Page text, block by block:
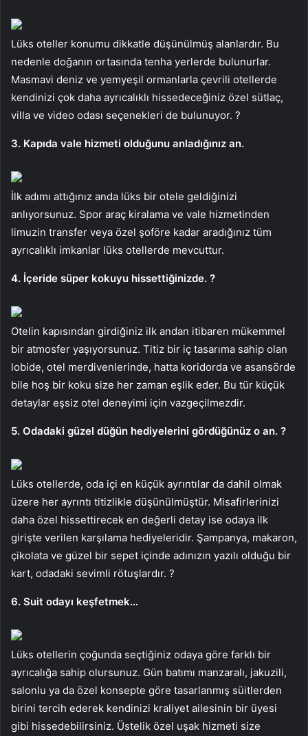
Lüks oteller konumu dikkatle düşünülmüş alanlardır. Bu
nedenle doğanın ortasında tenha yerlerde bulunurlar.
Masmavi deniz ve yemyeşil ormanlarla çevrili otellerde
kendinizi çok daha ayrıcalıklı hissedeceğiniz özel sütlaç,
villa ve video odası seçenekleri de bulunuyor. ?
3. Kapıda vale hizmeti olduğunu anladığınız an.
İlk adımı attığınız anda lüks bir otele geldiğinizi
anlıyorsunuz. Spor araç kiralama ve vale hizmetinden
limuzin transfer veya özel şoföre kadar aradığınız tüm
ayrıcalıklı imkanlar lüks otellerde mevcuttur.
4. İçeride süper kokuyu hissettiğinizde. ?
Otelin kapısından girdiğiniz ilk andan itibaren mükemmel
bir atmosfer yaşıyorsunuz. Titiz bir iç tasarıma sahip olan
lobide, otel merdivenlerinde, hatta koridorda ve asansörde
bile hoş bir koku size her zaman eşlik eder. Bu tür küçük
detaylar eşsiz otel deneyimi için vazgeçilmezdir.
5. Odadaki güzel düğün hediyelerini gördüğünüz o an. ?
Lüks otellerde, oda içi en küçük ayrıntılar da dahil olmak
üzere her ayrıntı titizlikle düşünülmüştür. Misafirlerinizi
daha özel hissettirecek en değerli detay ise odaya ilk
girişte verilen karşılama hediyeleridir. Şampanya, makaron,
çikolata ve güzel bir sepet içinde adınızın yazılı olduğu bir
kart, odadaki sevimli rötuşlardır. ?
6. Suit odayı keşfetmek…
Lüks otellerin çoğunda seçtiğiniz odaya göre farklı bir
ayrıcalığa sahip olursunuz. Gün batımı manzaralı, jakuzili,
salonlu ya da özel konsepte göre tasarlanmış süitlerden
birini tercih ederek kendinizi kraliyet ailesinin bir üyesi
gibi hissedebilirsiniz. Üstelik özel uşak hizmeti size